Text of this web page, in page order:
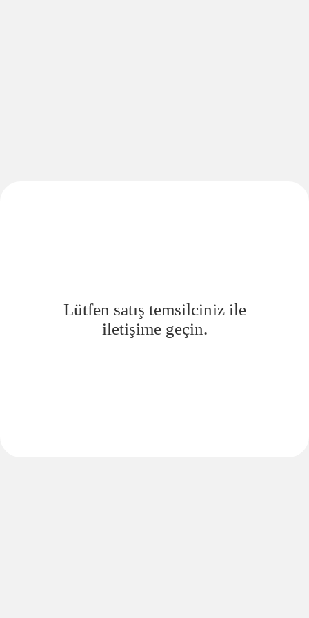
Lütfen satış temsilciniz ile
iletişime geçin.